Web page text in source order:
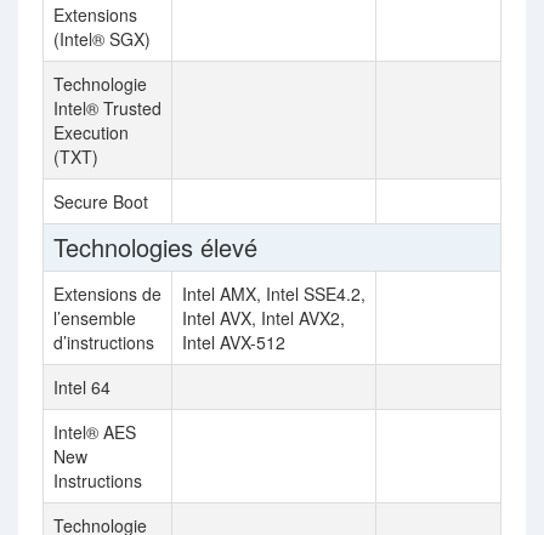
Extensions
(Intel® SGX)
Technologie
Intel® Trusted
Execution
(TXT)
Secure Boot
Technologies élevé
Extensions de
l’ensemble
d’instructions
Intel AMX, Intel SSE4.2,
Intel AVX, Intel AVX2,
Intel AVX-512
Intel 64
Intel® AES
New
Instructions
Technologie